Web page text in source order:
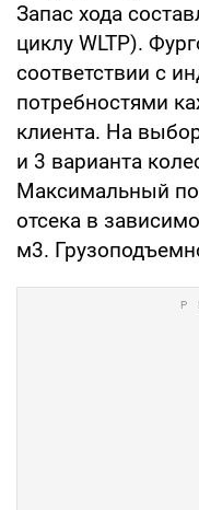
Запас хода
циклу WLTP).
соответствии с
потребностями
клиента. На
и 3 варианта
Максимальный
отсека в
м3.